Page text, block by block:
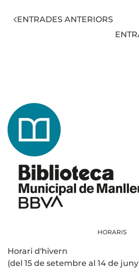
ENTRADES ANTERIORS
HORARIS
Horari d'hivern
(del 15 de setembre al 14 de